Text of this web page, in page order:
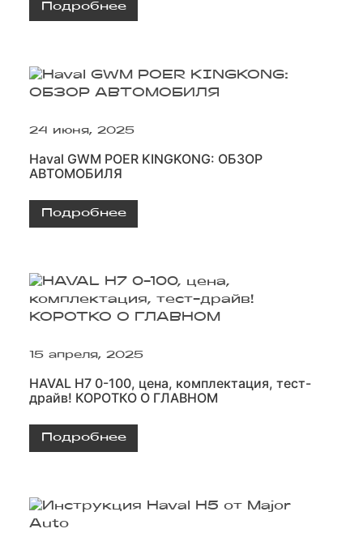
Подробнее
24 июня, 2025
Haval GWM POER KINGKONG: ОБЗОР
АВТОМОБИЛЯ
Подробнее
15 апреля, 2025
HAVAL H7 0-100, цена, комплектация, тест-
драйв! КОРОТКО О ГЛАВНОМ
Подробнее